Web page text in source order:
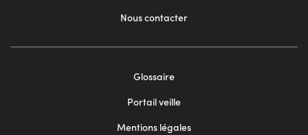
Nous contacter
Glossaire
Portail veille
Mentions légales